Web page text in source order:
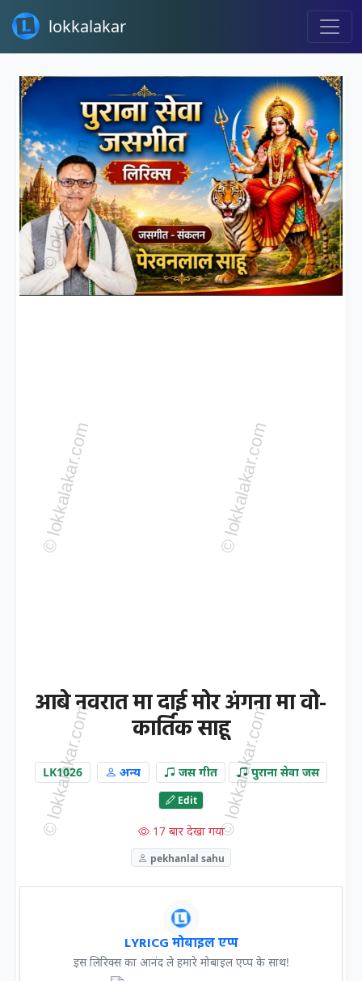
lokkalakar
आबे नवरात मा दाई मोर अंगना मा वो-
कार्तिक साहू
LK1026 अन्य जस गीत पुराना सेवा जस
Edit
17 बार देखा गया
pekhanlal sahu
LYRICG मोबाइल एप्प
इस लिरिक्स का आनंद ले हमारे मोबाइल एप्प के साथ!